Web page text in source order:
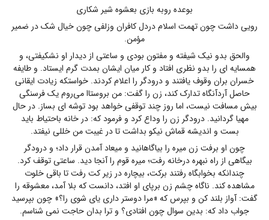
بوعده روبه بازی بعشوه شیر شکاری
رویی داشت چون تهمت اسلام دردل کافران وزلفی چون خیال شک در ضمیر
مؤمن.
والحق بدو نیک شیفته و مفتون بودی و ساعتی از دیدار او نشکیفتی، و
همسایه ای را بدو نظری افتاد و کار میان ایشان بمدت گرم ایستاد. و طایفه
خسران بران وقوف یافتند و درودگر را اعلام کردند. خواستکه زیادت ایقانی
حاصل آردآنگاه تدارک کند، زن را گفت: من بروستاا می‌روم یک فرسنگی
بیش مسافت نیست، اما روز چند توقفی خواهد بود توشه ای بساز. در حال
مهیا گردانید. درودگر زن را وداع کرد و فرمود که: در خانه باحتیاط باید
بست و اندیشه قماش نیکو بداشت تا در غیبت من خللی نیفتد.
چون او برفت زن میره را بیاگاهانید و میعاد آمدن قرار داد؛ و درودگر
بیگاهی از راه نبهره درخانه رفت؛ میره قوم را آنجا دید. ساعتی توقف کرد.
چندانکه بخوابگاه رفتند برکت، بیچاره در زیر کت رفت تا باقی خلوت
مشاهده کند. ناگاه چشم زن برپای او افتد، دانست که بلا آمد، معشوقه را
گفت: آواز بلند کن و بپرس که «مرا دوستر داری یای شوی را؟» چون بپرسید
جواب داد که: بدین سوال چون افتادی؟ و ترا بدان حاجت نمی شناسم.